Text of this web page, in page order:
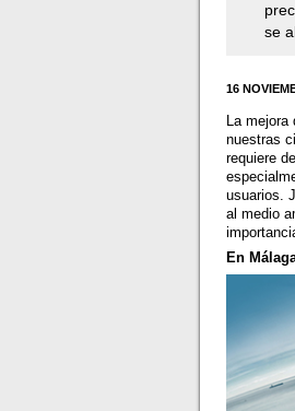
se
16
La
nuestras
requiere
usuarios.
al medio
En